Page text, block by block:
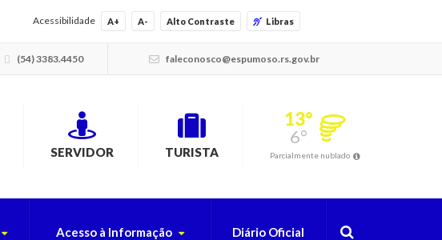
Acessibilidade A+ A- Alto Contraste Libras
(54) 3383.4450 faleconosco@espumoso.rs.gov.br
SERVIDOR TURISTA
13°
6°
Parcialmente nublado
Acesso à Informação Diário Oficial